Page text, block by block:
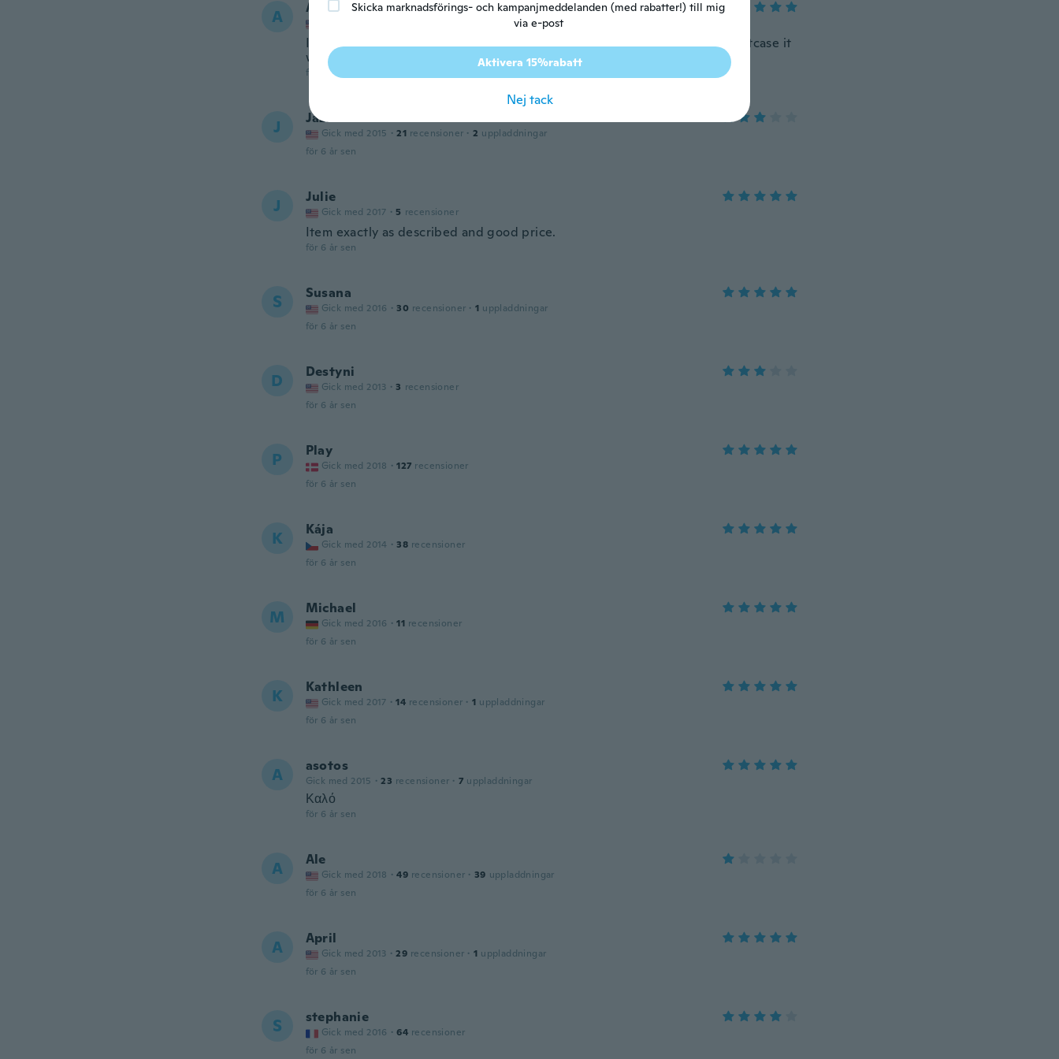
A Anya
It fit perfectly! It was snug and it’s so cushy that if I need to take it in a suitcase it
will be just fine in the airplane
för 6 år sen
J Jazmine
Gick med 2015 · 21 recensioner · 2 uppladdningar
för 6 år sen
J Julie
Gick med 2017 · 5 recensioner
Item exactly as described and good price.
för 6 år sen
S Susana
Gick med 2016 · 30 recensioner · 1 uppladdningar
för 6 år sen
D Destyni
Gick med 2013 · 3 recensioner
för 6 år sen
P Play
Gick med 2018 · 127 recensioner
för 6 år sen
K Kája
Gick med 2014 · 38 recensioner
för 6 år sen
M Michael
Gick med 2016 · 11 recensioner
för 6 år sen
K Kathleen
Gick med 2017 · 14 recensioner · 1 uppladdningar
för 6 år sen
A asotos
Gick med 2015 · 23 recensioner · 7 uppladdningar
Καλό
för 6 år sen
A Ale
Gick med 2018 · 49 recensioner · 39 uppladdningar
för 6 år sen
A April
Gick med 2013 · 29 recensioner · 1 uppladdningar
för 6 år sen
S stephanie
Gick med 2016 · 64 recensioner
för 6 år sen
Skicka marknadsförings- och kampanjmeddelanden (med rabatter!) till mig
via e-post
Aktivera 15%rabatt
Nej tack